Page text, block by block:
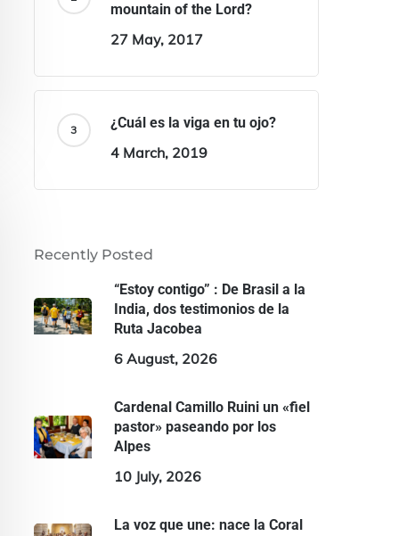
mountain of the Lord?
27 May, 2017
¿Cuál es la viga en tu ojo?
4 March, 2019
Recently Posted
“Estoy contigo” : De Brasil a la
India, dos testimonios de la
Ruta Jacobea
6 August, 2026
Cardenal Camillo Ruini un «fiel
pastor» paseando por los
Alpes
10 July, 2026
La voz que une: nace la Coral